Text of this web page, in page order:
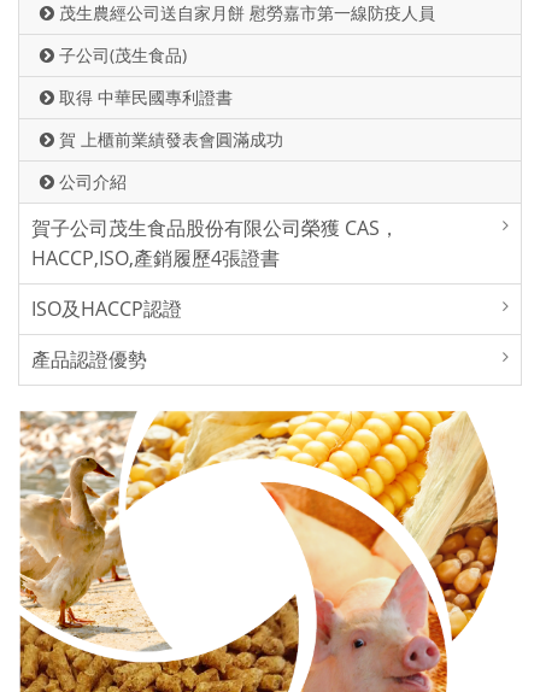
茂生農經公司送自家月餅 慰勞嘉市第一線防疫人員
子公司(茂生食品)
取得 中華民國專利證書
賀 上櫃前業績發表會圓滿成功
公司介紹
賀子公司茂生食品股份有限公司榮獲 CAS，
HACCP,ISO,產銷履歷4張證書
ISO及HACCP認證
產品認證優勢